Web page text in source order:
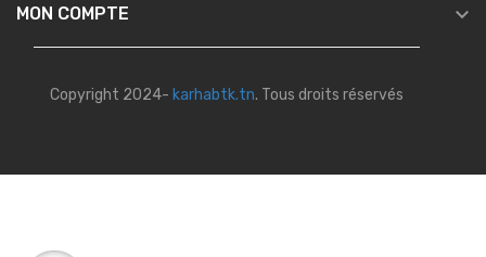
MON COMPTE 
Copyright 2024- karhabtk.tn. Tous droits réservés